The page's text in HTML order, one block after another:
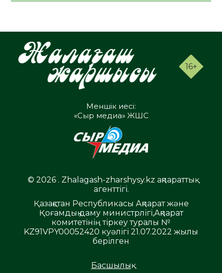
16+
Меншік иесі:
«Сыр медиа» ЖШС
© 2026 . Zhalagash-zharshysy.kz ақпараттық
агенттігі.
Қазақстан Республикасы Ақпарат және
Қоғамдық даму министрлігі,Ақпарат
комитетінің тіркеу туралы №
KZ91VPY00052420 куәлігі 21.07.2022 жылы
берілген
Басшылық